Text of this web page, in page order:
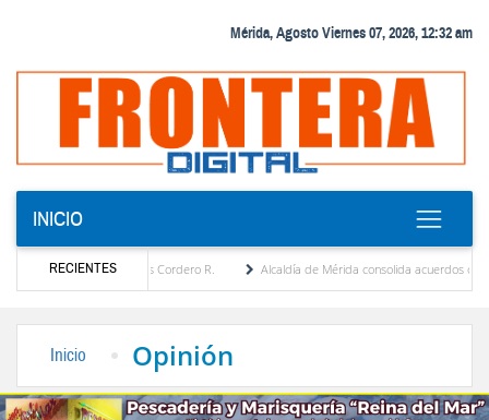
Mérida, Agosto Viernes 07, 2026, 12:32 am
INICIO
RECIENTES
Eugenia Febres Cordero R.
Alcaldía de Mérida consolida acuerdos con
Inicio Opinión